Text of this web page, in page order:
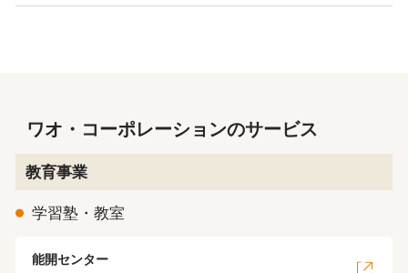
ワオ・コーポレーションのサービス
教育事業
学習塾・教室
能開センター